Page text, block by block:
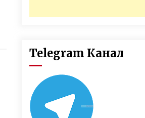
Telegram Канал